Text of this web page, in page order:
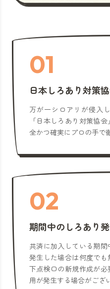
01
日本しろあり対策
万が一シロアリが侵入
「日本しろあり対策協
全かつ確実にプロの手で
02
期間中のしろあり
共済に加入している期
発生した場合は何度で
下点検口の新規作成が
用が発生する場合がござ